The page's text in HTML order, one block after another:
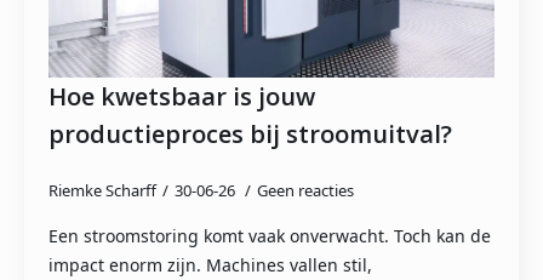
Hoe kwetsbaar is jouw
productieproces bij stroomuitval?
Riemke Scharff 30-06-26 Geen reacties
Een stroomstoring komt vaak onverwacht. Toch kan de
impact enorm zijn. Machines vallen stil,